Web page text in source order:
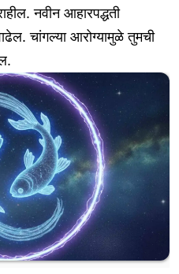
नवीन आहारपद्धती
चांगल्या आरोग्यामुळे तुमची